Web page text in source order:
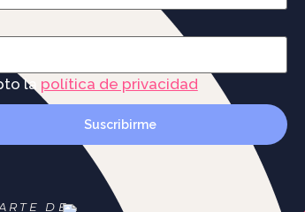
la política de privacidad
DE: